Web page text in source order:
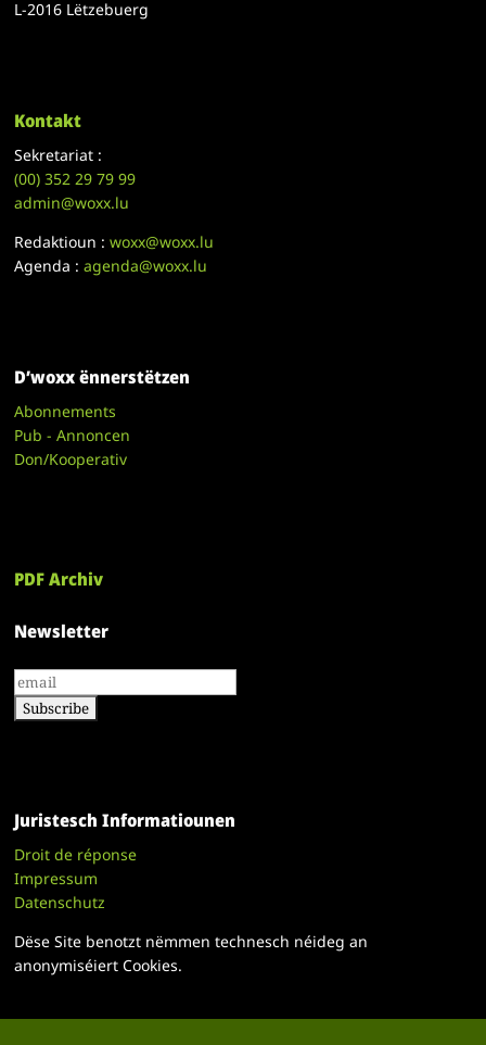
L-2016 Lëtzebuerg
Kontakt
Sekretariat :
(00)352 29 79 99
admin@woxx.lu
Redaktioun :woxx@woxx.lu
Agenda :agenda@woxx.lu
D’woxx ënnerstëtzen
Abonnements
Pub - Annoncen
Don/Kooperativ
PDF Archiv
Newsletter
Juristesch Informatiounen
Droit de réponse
Impressum
Datenschutz
Dëse Site benotzt nëmmen technesch néideg an
anonymiséiert Cookies.